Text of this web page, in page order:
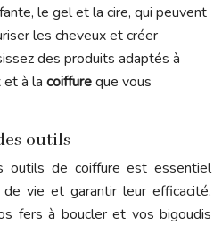
le gel et la cire, qui peuvent
les cheveux et créer
des produits adaptés à
à la coiffureque vous
outils
outils de coiffure est essentiel
vie et garantir leur efficacité.
fers à boucler et vos bigoudis